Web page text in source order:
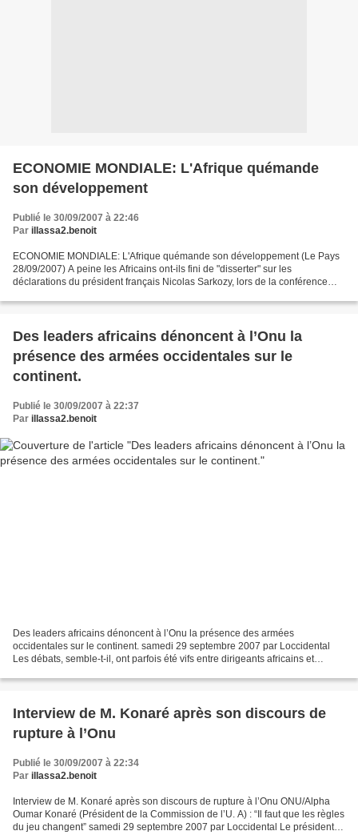
ECONOMIE MONDIALE: L'Afrique quémande
son développement
Publié le 30/09/2007 à 22:46
Par illassa2.benoit
ECONOMIE MONDIALE: L'Afrique quémande son développement (Le Pays
28/09/2007) A peine les Africains ont-ils fini de "disserter" sur les
déclarations du président français Nicolas Sarkozy, lors de la conférence
Des leaders africains dénoncent à l’Onu la
présence des armées occidentales sur le
continent.
Publié le 30/09/2007 à 22:37
Par illassa2.benoit
Des leaders africains dénoncent à l’Onu la présence des armées
occidentales sur le continent. samedi 29 septembre 2007 par Loccidental
Les débats, semble-t-il, ont parfois été vifs entre dirigeants africains et
Interview de M. Konaré après son discours de
rupture à l’Onu
Publié le 30/09/2007 à 22:34
Par illassa2.benoit
Interview de M. Konaré après son discours de rupture à l’Onu ONU/Alpha
Oumar Konaré (Président de la Commission de l’U. A) : “Il faut que les règles
du jeu changent” samedi 29 septembre 2007 par Loccidental Le président